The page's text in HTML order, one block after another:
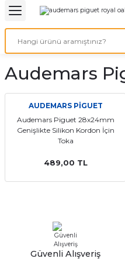
Geri Dön
& ELEKTİRİK
Geri Dön
ve Cihaz Pilleri
ÇEŞİTLERİ
ÇEŞİTLERİ
ÇEŞİTLERİ
Geri Dön
Geri Dön
Kordon Çeşitleri
kordonları
Kordonları
Kordonu
saat kordonu
Audemars
AUDEMARS PİGUET
Audemars Piguet 28x24mm
Genişlikte Silikon Kordon İçin
Toka
489,00 TL
Güvenli Alışveriş